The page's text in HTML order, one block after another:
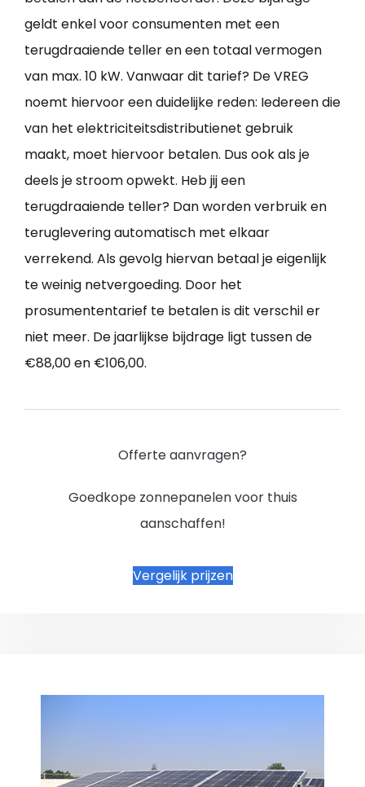
geldt enkel voor consumenten met een
terugdraaiende teller en een totaal vermogen
van max. 10 kW. Vanwaar dit tarief? De VREG
noemt hiervoor een duidelijke reden: Iedereen die
van het elektriciteitsdistributienet gebruik
maakt, moet hiervoor betalen. Dus ook als je
deels je stroom opwekt. Heb jij een
terugdraaiende teller? Dan worden verbruik en
teruglevering automatisch met elkaar
verrekend. Als gevolg hiervan betaal je eigenlijk
te weinig netvergoeding. Door het
prosumententarief te betalen is dit verschil er
niet meer. De jaarlijkse bijdrage ligt tussen de
€88,00 en €106,00.
Offerte aanvragen?
Goedkope zonnepanelen voor thuis
aanschaffen!
Vergelijk prijzen